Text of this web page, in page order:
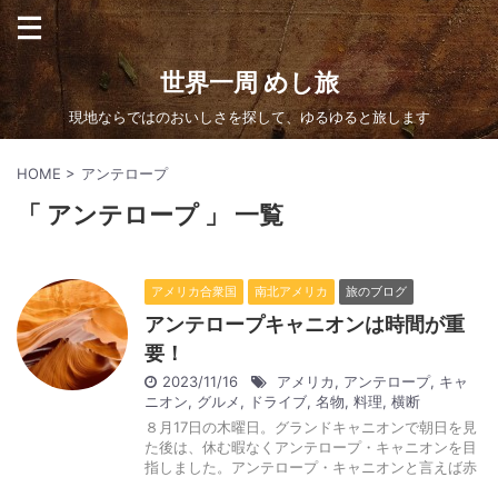
世界一周 めし旅
現地ならではのおいしさを探して、ゆるゆると旅します
HOME > アンテロープ
「 アンテロープ 」 一覧
アメリカ合衆国 南北アメリカ 旅のブログ
アンテロープキャニオンは時間が重
要！
2023/11/16 アメリカ, アンテロープ, キャ
ニオン, グルメ, ドライブ, 名物, 料理, 横断
８月17日の木曜日。グランドキャニオンで朝日を見
た後は、休む暇なくアンテロープ・キャニオンを目
指しました。アンテロープ・キャニオンと言えば赤